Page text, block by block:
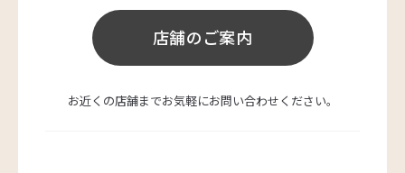
店舗のご案内
お近くの店舗までお気軽にお問い合わせください。